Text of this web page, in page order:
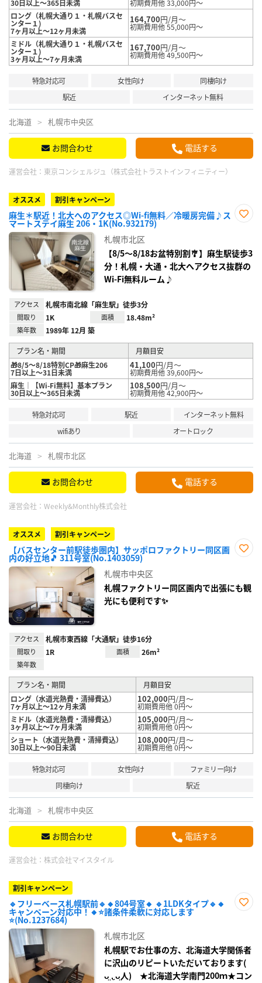
30日以上～365日未満
初期費用他 33,000円～
ロング（札幌大通り１・札幌バスセ
ンター１)
7ヶ月以上～12ヶ月未満
164,700円/月～
初期費用他 55,000円～
ミドル（札幌大通り１・札幌バスセ
ンター１)
3ヶ月以上～7ヶ月未満
167,700円/月～
初期費用他 49,500円～
特急対応可 女性向け
同棲向け
駅近
インターネット無料
北海道 札幌市中央区
お問合わせ 電話する
運営会社： 東京コンシェルジュ（株式会社トラストインフィニティー）
オススメ 割引キャンペーン
麻生＊駅近！北大へのアクセス◎Wi-fi無料／冷暖房完備♪ス
マートステイ麻生 206・1K(No.932179)
録
札幌市北区
【8/5〜8/18お盆特別割🎐】麻生駅徒歩3
分！札幌・大通・北大へアクセス抜群の
Wi-Fi無料ルーム♪
アクセス 札幌市南北線「麻生駅」徒歩3分
間取り 1K 面積 18.48m²
築年数 1989年 12月 築
プラン名・期間
月額目安
🎁8/5～8/18特別CP🎁麻生206
7日以上～31日未満
41,100円/月～
初期費用他 39,600円～
麻生｜【Wi-Fi無料】基本プラン
30日以上～365日未満
108,500円/月～
初期費用他 42,900円～
特急対応可 駅近
インターネット無料
wifiあり
オートロック
北海道 札幌市北区
お問合わせ 電話する
運営会社： Weekly&Monthly株式会社
オススメ 割引キャンペーン
【バスセンター前駅徒歩圏内】サッポロファクトリー同区画
内の好立地🎵 311号室(No.1403059)
録
札幌市中央区
札幌ファクトリー同区画内で出張にも観
光にも便利です✨
アクセス 札幌市東西線「大通駅」徒歩16分
間取り 1R 面積 26m²
築年数
プラン名・期間
月額目安
ロング（水道光熱費・清掃費込）
7ヶ月以上～12ヶ月未満
102,000円/月～
初期費用他 0円～
ミドル（水道光熱費・清掃費込）
3ヶ月以上～7ヶ月未満
105,000円/月～
初期費用他 0円～
ショート（水道光熱費・清掃費込）
30日以上～90日未満
108,000円/月～
初期費用他 0円～
特急対応可 女性向け
ファミリー向け
同棲向け
駅近
北海道 札幌市中央区
お問合わせ 電話する
運営会社： 株式会社マイスタイル
割引キャンペーン
🔹フリーベース札幌駅前🔹🔸804号室🔸 🔹1LDKタイプ🔹🔸
キャンペーン対応中！🔸⭐諸条件柔軟に対応します
⭐(No.1237684)
札幌市北区
札幌駅でお仕事の方、北海道大学関係者
に沢山のリピートいただいております(
ᴗ̤ .̮ ᴗ̤人) ★北海道大学南門200ｍ★コン